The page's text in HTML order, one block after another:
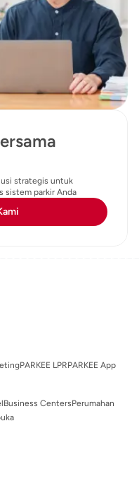
strategis untuk
sistem parkir Anda
PARKEE LPRPARKEE App
Business CentersPerumahan